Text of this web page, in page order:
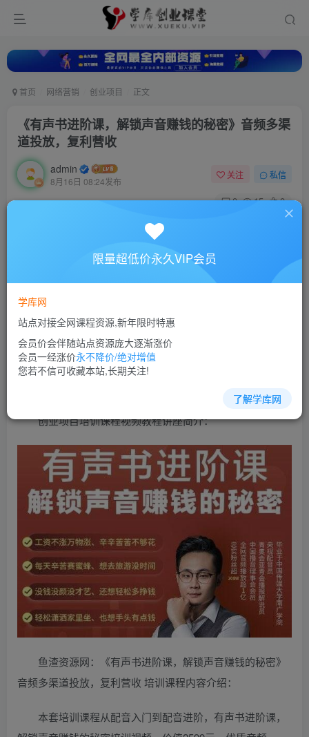
首页 网络营销 创业项目 正文
《有声书进阶课，解锁声音赚钱的秘密》音频多渠
道投放，复利营收
admin
8月16日 08:24发布
关注 私信
0 15 0
此内容为付费资源，请付费后查看
10
立即购买
您当前未登录！建议登陆后购买，可保存购买订单
创业项目培训课程视频教程讲座简介：
鱼渣资源网：《有声书进阶课，解锁声音赚钱的秘密》
音频多渠道投放，复利营收 培训课程内容介绍：
本套培训课程从配音入门到配音进阶，有声书进阶课，
限量超低价永久VIP会员
学库网
站点对接全网课程资源,新年限时特惠
会员价会伴随站点资源庞大逐渐涨价
会员一经涨价永不降价/绝对增值
您若不信可收藏本站,长期关注!
了解学库网